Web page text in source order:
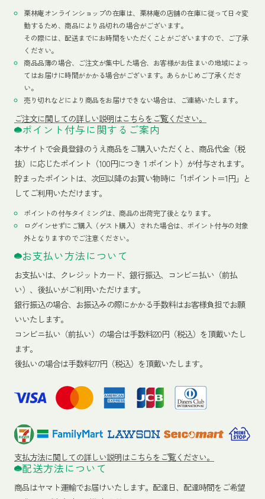
栗林庵オンラインショップの在庫は、栗林庵の店舗の在庫に従って日々変
動するため、商品により品切れの場合がございます。
その際には、配送までにお時間をいただくことがございますので、ご了承
ください。
商品品薄の場合、ご注文が集中した場合、お客様がお住まいの地域によっ
てはお届けに時間がかかる場合がございます。あらかじめご了承くださ
い。
売り切れなどにより商品をお届けできない場合は、ご連絡いたします。
ご注文に関しての詳しい説明はこちらをご覧ください。
ポイント付与に関するご案内
本サイトで会員登録のうえ商品をご購入いただくと、商品代金（税
抜）に応じたポイント（100円につき１ポイント）が付与されます。
貯まったポイントは、次回以降のお買い物時に「1ポイント＝1円」と
してご利用いただけます。
ポイントの付与タイミングは、商品の出荷完了後となります。
ログインせずにご購入（ゲスト購入）された場合は、ポイント付与の対象
外となりますのでご注意ください。
お支払い方法について
お支払いは、クレジットカード、銀行振込、コンビニ払い（前払
い）、後払いがご利用いただけます。
銀行振込の場合、お振込みの際にかかる手数料はお客様負担でお願
いいたします。
コンビニ払い（前払い）の場合は手数料220円（税込）を頂戴いたし
ます。
後払いの場合は手数料277円（税込）を頂戴いたします。
支払方法に関しての詳しい説明はこちらをご覧ください。
配送方法について
商品はヤマト運輸でお届けいたします。 配達日、配達時間をご希望